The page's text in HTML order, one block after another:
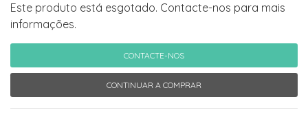
Este produto está esgotado. Contacte-nos para mais
informações.
CONTACTE-NOS
CONTINUAR A COMPRAR